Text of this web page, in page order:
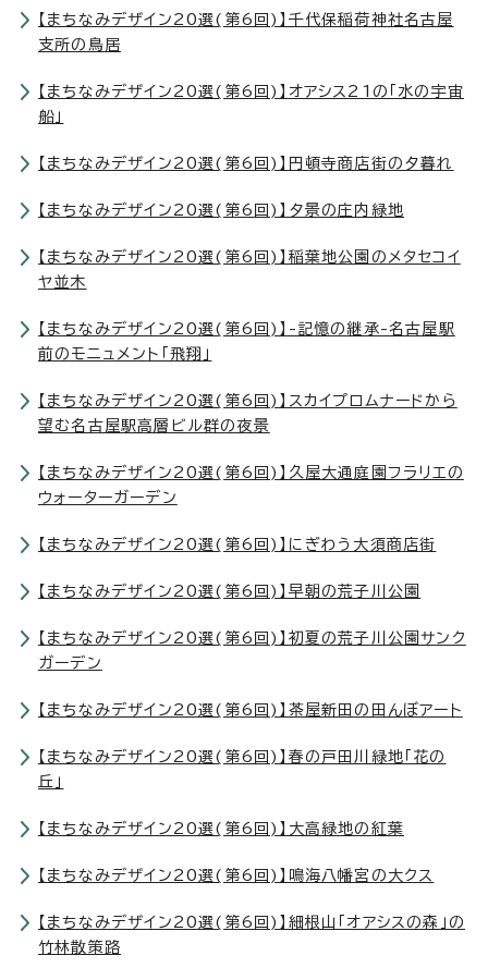
【まちなみデザイン20選(第6回)】千代保稲荷神社名古屋
支所の鳥居
【まちなみデザイン20選(第6回)】オアシス21の「水の宇宙
船」
【まちなみデザイン20選(第6回)】円頓寺商店街の夕暮れ
【まちなみデザイン20選(第6回)】夕景の庄内緑地
【まちなみデザイン20選(第6回)】稲葉地公園のメタセコイ
ヤ並木
【まちなみデザイン20選(第6回)】-記憶の継承-名古屋駅
前のモニュメント「飛翔」
【まちなみデザイン20選(第6回)】スカイプロムナードから
望む名古屋駅高層ビル群の夜景
【まちなみデザイン20選(第6回)】久屋大通庭園フラリエの
ウォーターガーデン
【まちなみデザイン20選(第6回)】にぎわう大須商店街
【まちなみデザイン20選(第6回)】早朝の荒子川公園
【まちなみデザイン20選(第6回)】初夏の荒子川公園サンク
ガーデン
【まちなみデザイン20選(第6回)】茶屋新田の田んぼアート
【まちなみデザイン20選(第6回)】春の戸田川緑地「花の
丘」
【まちなみデザイン20選(第6回)】大高緑地の紅葉
【まちなみデザイン20選(第6回)】鳴海八幡宮の大クス
【まちなみデザイン20選(第6回)】細根山「オアシスの森」の
竹林散策路